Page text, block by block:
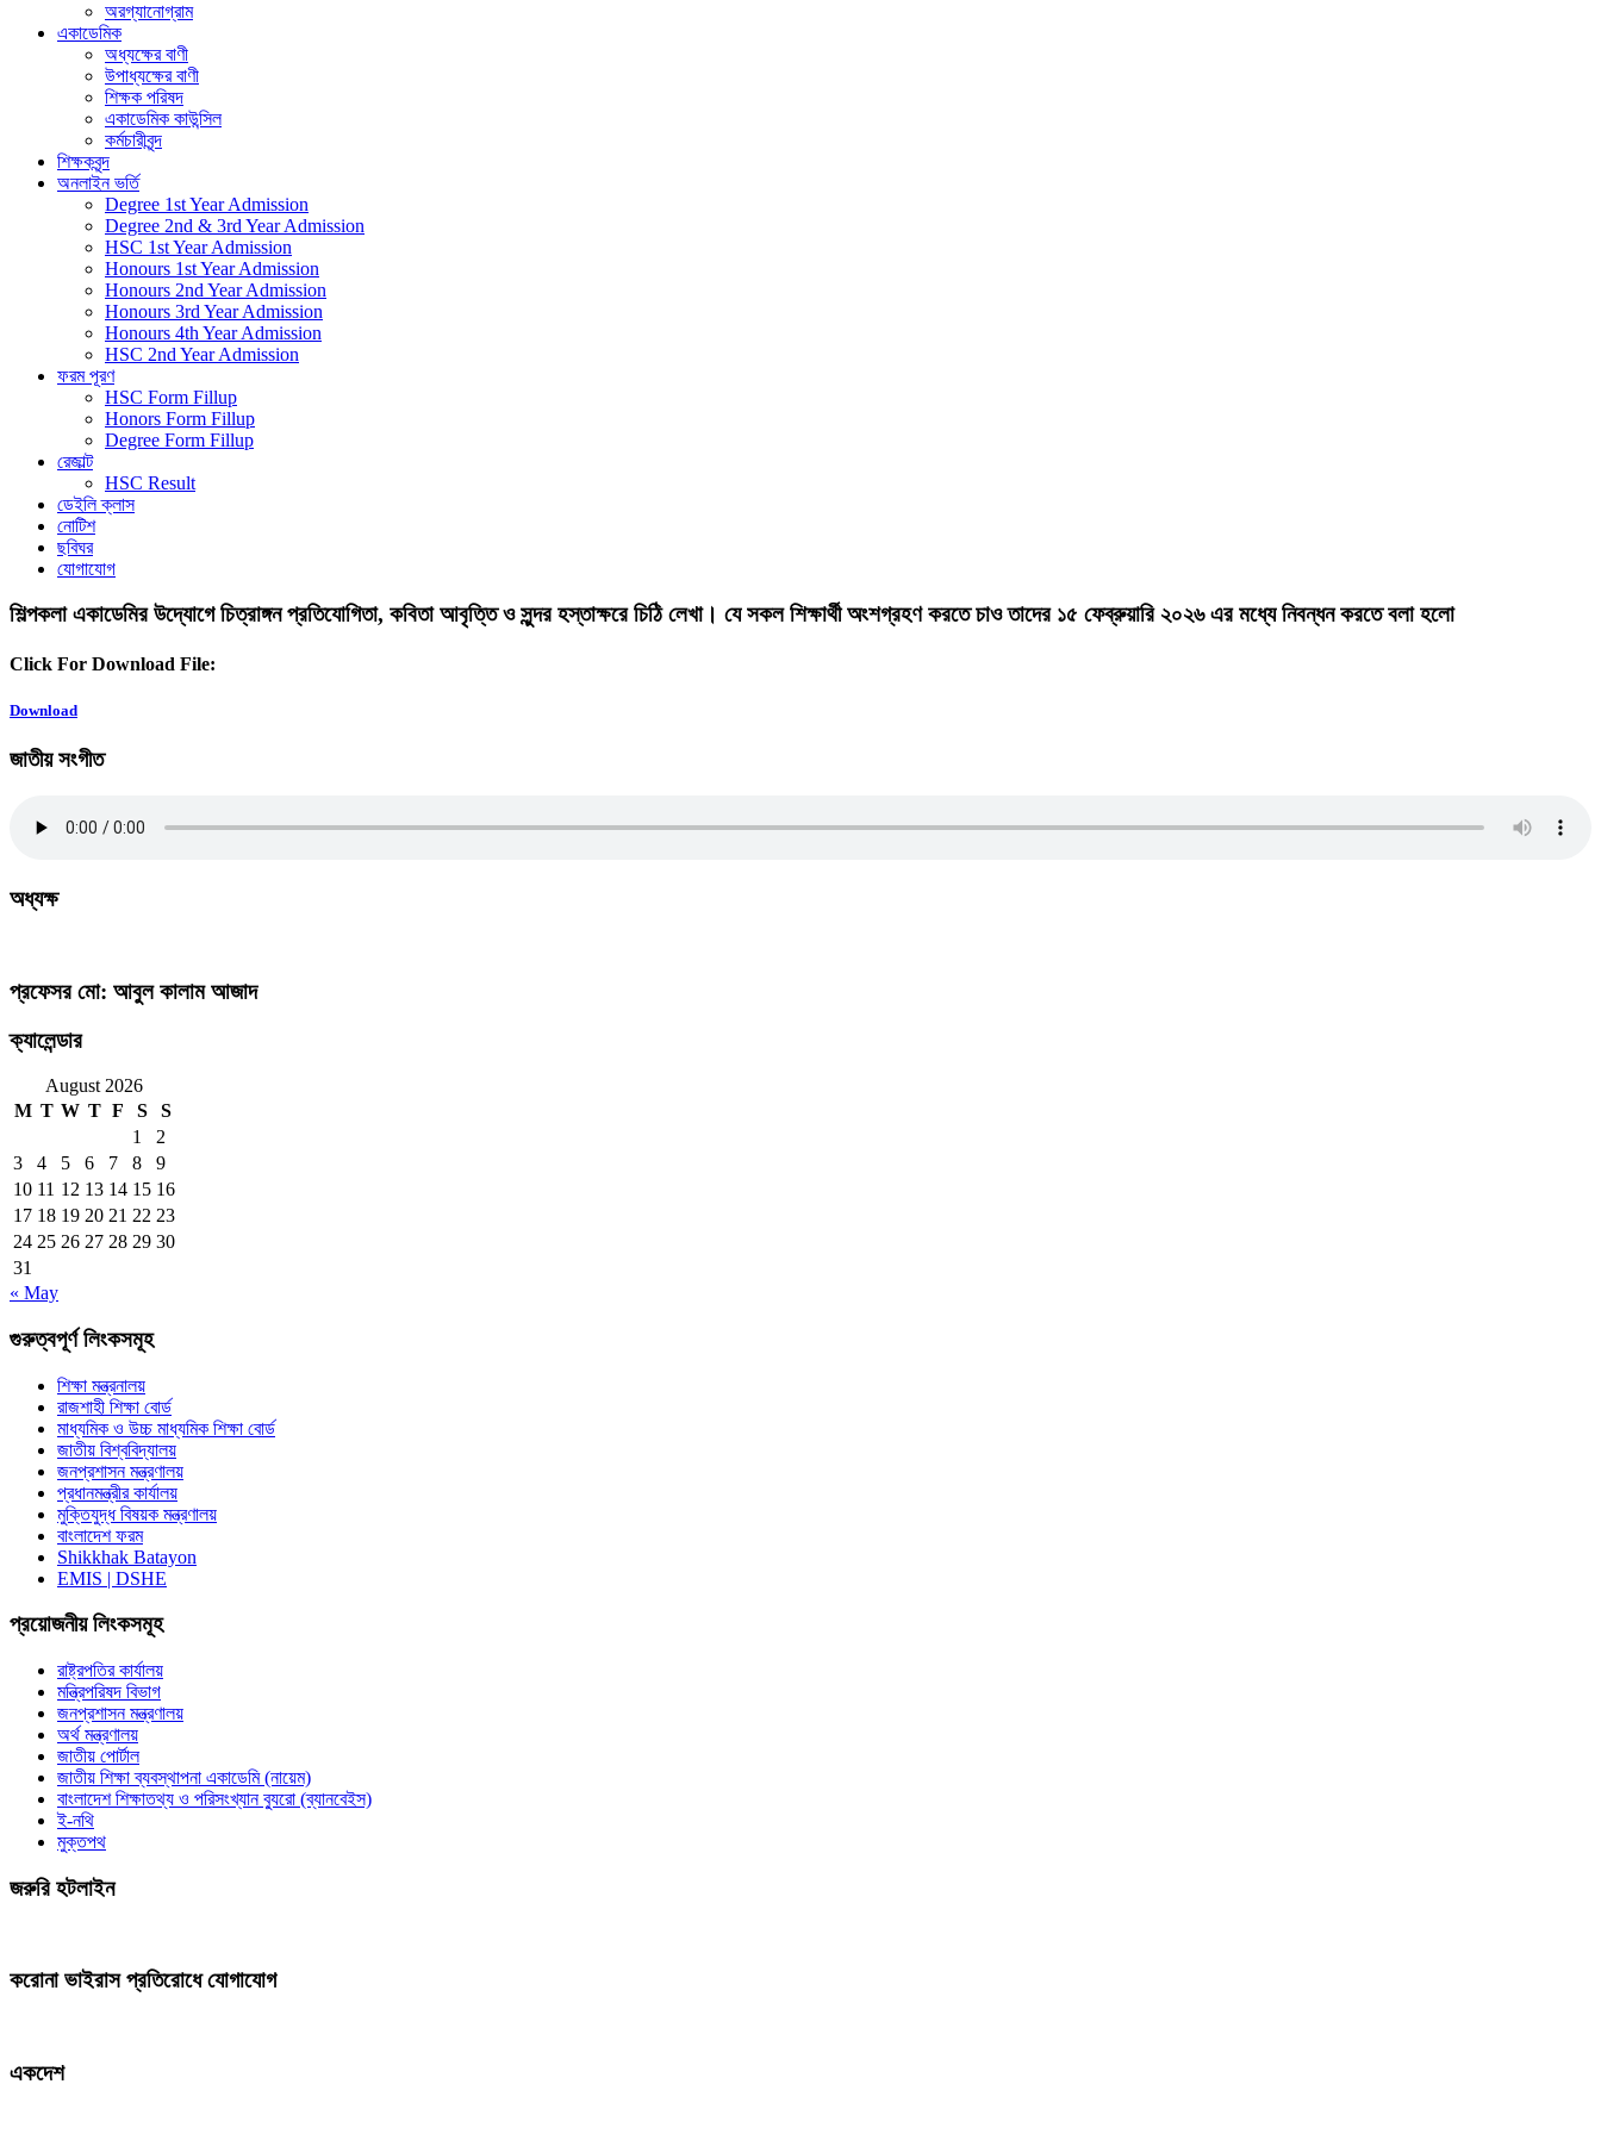
অরগ্যানোগ্রাম
একাডেমিক
অধ্যক্ষের বাণী
উপাধ্যক্ষের বাণী
শিক্ষক পরিষদ
একাডেমিক কাউন্সিল
কর্মচারীবৃন্দ
শিক্ষকবৃন্দ
অনলাইন ভর্তি
Degree 1st Year Admission
Degree 2nd & 3rd Year Admission
HSC 1st Year Admission
Honours 1st Year Admission
Honours 2nd Year Admission
Honours 3rd Year Admission
Honours 4th Year Admission
HSC 2nd Year Admission
ফরম পূরণ
HSC Form Fillup
Honors Form Fillup
Degree Form Fillup
রেজাল্ট
HSC Result
ডেইলি ক্লাস
নোটিশ
ছবিঘর
যোগাযোগ
শিল্পকলা একাডেমির উদ্যোগে চিত্রাঙ্গন প্রতিযোগিতা, কবিতা আবৃত্তি ও সুন্দর হস্তাক্ষরে চিঠি লেখা। যে সকল শিক্ষার্থী অংশগ্রহণ করতে চাও তাদের ১৫ ফেব্রুয়ারি ২০২৬ এর মধ্যে নিবন্ধন করতে বলা হলো
Click For Download File:
Download
জাতীয় সংগীত
অধ্যক্ষ
প্রফেসর মো: আবুল কালাম আজাদ
ক্যালেন্ডার
August 2026
M T W T F S
S
1
2
3
4 5 6 7 8
9
10 11 12 13 14 15 16
17 18 19 20 21 22 23
24 25 26 27 28 29 30
31
« May
গুরুত্বপূর্ণ লিংকসমূহ
শিক্ষা মন্ত্রনালয়
রাজশাহী শিক্ষা বোর্ড
মাধ্যমিক ও উচ্চ মাধ্যমিক শিক্ষা বোর্ড
জাতীয় বিশ্ববিদ্যালয়
জনপ্রশাসন মন্ত্রণালয়
প্রধানমন্ত্রীর কার্যালয়
মুক্তিযুদ্ধ বিষয়ক মন্ত্রণালয়
বাংলাদেশ ফরম
Shikkhak Batayon
EMIS | DSHE
প্রয়োজনীয় লিংকসমূহ
রাষ্ট্রপতির কার্যালয়
মন্ত্রিপরিষদ বিভাগ
জনপ্রশাসন মন্ত্রণালয়
অর্থ মন্ত্রণালয়
জাতীয় পোর্টাল
জাতীয় শিক্ষা ব্যবস্থাপনা একাডেমি (নায়েম)
বাংলাদেশ শিক্ষাতথ্য ও পরিসংখ্যান ব্যুরো (ব্যানবেইস)
ই-নথি
মুক্তপথ
জরুরি হটলাইন
করোনা ভাইরাস প্রতিরোধে যোগাযোগ
একদেশ